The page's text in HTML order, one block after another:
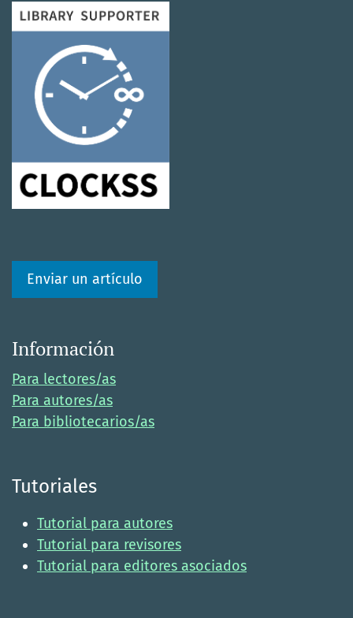
Enviar un artículo
Información
Para lectores/as
Para autores/as
Para bibliotecarios/as
Tutoriales
Tutorial para autores
Tutorial para revisores
Tutorial para editores asociados